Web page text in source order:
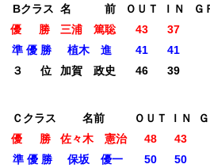
Bクラス 名 前 ＯＵＴ ＩＮ Ｇ
優 勝
三浦 篤聡 43 37
準 優 勝
植木 進 41 41
３ 位
加賀 政史 46 39
Ｃクラス 名前 ＯＵＴ ＩＮ
優 勝
佐々木 憲治 48 43
準 優 勝
保坂 優一 50 50